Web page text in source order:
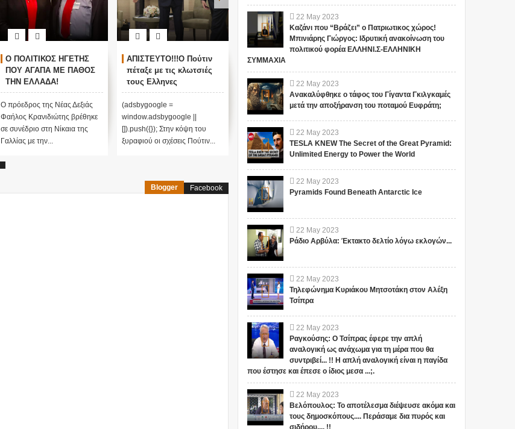
Ο ΠΟΛΙΤΙΚΟΣ ΗΓΕΤΗΣ
ΠΟΥ ΑΓΑΠΑ ΜΕ ΠΑΘΟΣ
ΤΗΝ ΕΛΛΑΔΑ!
Κρανιδιώτης και Μαρίν
Λεπέν ενάντια στην
ισοπέδωση της
παγκοσμιοποίησης και
τον εποικισμό...!!!
Ο πρόεδρος της Νέας Δεξιάς
Φαήλος Κρανιδιώτης βρέθηκε
σε συνέδριο στη Νίκαια της
Γαλλίας με την...
ΑΠΙΣΤΕΥΤΟ!!!Ο Πούτιν
πέταξε με τις κλωτσιές
τους Ελληνες
αστυνομικούς από το
Αγιο Ορος!!! Παγωμένες
οι σχέσεις Αθήνας
Μόσχας!!!
(adsbygoogle =
window.adsbygoogle ||
[]).push({}); Στην κόψη του
ξυραφιού οι σχέσεις Πούτιν...
George Papadopoulos:
Το FBI οι Ρώσοι και οι
Έλληνες φίλοι του Τραμπ
(adsbygoogle =
window.adsbygoogle ||
[]).push({}); Ο πρώην
σύμβουλος του Donald Trump,
ομογ...
σχέδιο δολοφονίας
οι «εκτελεστές»! (vid)
(adsbygoogle =
τηλεόραση έδωσε στη δ...
Blogger Facebook
22 May 2023
Καζάνι που “Βράζει” ο Πατριωτικος χώρος!
Μπινιάρης Γιώργος: Ιδρυτική ανακοίνωση του
πολιτικού φορέα ΕΛΛΗΝΙ.Σ-ΕΛΛΗΝΙΚΗ
ΣΥΜΜΑΧΙΑ
22 May 2023
Ανακαλύφθηκε ο τάφος του Γίγαντα Γκιλγκαμές
μετά την αποξήρανση του ποταμού Ευφράτη;
22 May 2023
TESLA KNEW The Secret of the Great Pyramid:
Unlimited Energy to Power the World
22 May 2023
Pyramids Found Beneath Antarctic Ice
22 May 2023
Ράδιο Αρβύλα: Έκτακτο δελτίο λόγω εκλογών...
22 May 2023
Τηλεφώνημα Κυριάκου Μητσοτάκη στον Αλέξη
Τσίπρα
22 May 2023
Ραγκούσης: Ο Τσίπρας έφερε την απλή
αναλογική ως ανάχωμα για τη μέρα που θα
συντριβεί... !! Η απλή αναλογική είναι η παγίδα
που έστησε και έπεσε ο ίδιος μεσα ...;.
22 May 2023
Βελόπουλος: Το αποτέλεσμα διέψευσε ακόμα και
τους δημοσκόπους.... Περάσαμε δια πυρός και